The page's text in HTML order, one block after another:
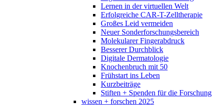
Lernen in der virtuellen Welt
Erfolgreiche CAR-T-Zelltherapie
Großes Leid vermeiden
Neuer Sonderforschungsbereich
Molekularer Fingerabdruck
Besserer Durchblick
Digitale Dermatologie
Knochenbruch mit 50
Frühstart ins Leben
Kurzbeiträge
Stiften + Spenden für die Forschung
wissen + forschen 2025